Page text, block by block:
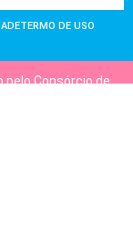
TERMO DE USO
pelo Consórcio de